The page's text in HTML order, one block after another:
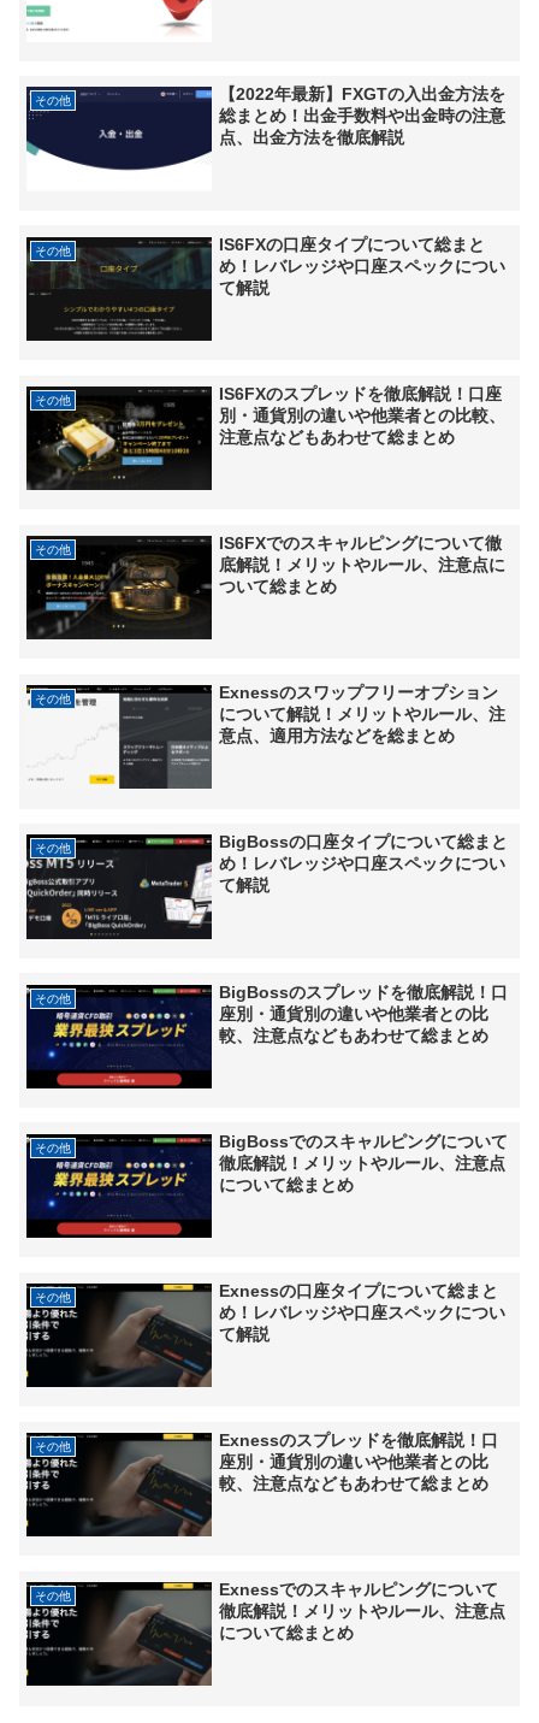
その他
【2022年最新】FXGTの入出金方法を
総まとめ！出金手数料や出金時の注意
点、出金方法を徹底解説
その他
IS6FXの口座タイプについて総まと
め！レバレッジや口座スペックについ
て解説
その他
IS6FXのスプレッドを徹底解説！口座
別・通貨別の違いや他業者との比較、
注意点などもあわせて総まとめ
その他
IS6FXでのスキャルピングについて徹
底解説！メリットやルール、注意点に
ついて総まとめ
その他
Exnessのスワップフリーオプション
について解説！メリットやルール、注
意点、適用方法などを総まとめ
その他
BigBossの口座タイプについて総まと
め！レバレッジや口座スペックについ
て解説
その他
BigBossのスプレッドを徹底解説！口
座別・通貨別の違いや他業者との比
較、注意点などもあわせて総まとめ
その他
BigBossでのスキャルピングについて
徹底解説！メリットやルール、注意点
について総まとめ
その他
Exnessの口座タイプについて総まと
め！レバレッジや口座スペックについ
て解説
その他
Exnessのスプレッドを徹底解説！口
座別・通貨別の違いや他業者との比
較、注意点などもあわせて総まとめ
その他
Exnessでのスキャルピングについて
徹底解説！メリットやルール、注意点
について総まとめ